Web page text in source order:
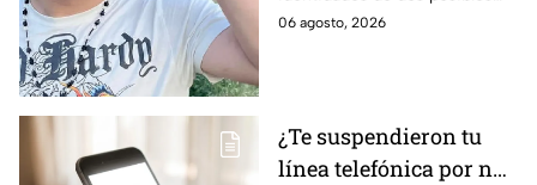
as3sinado durante
transmisión EN VIVO
implicados en el ataque contra
06 agosto, 2026
¿Te suspendieron tu
línea telefónica por no